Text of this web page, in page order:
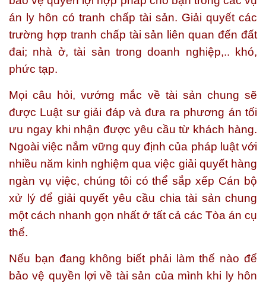
án ly hôn có tranh chấp tài sản. Giải quyết các
trường hợp tranh chấp tài sản liên quan đến đất
đai; nhà ở, tài sản trong doanh nghiệp,.. khó,
phức tạp.
Mọi câu hỏi, vướng mắc về tài sản chung sẽ
được Luật sư giải đáp và đưa ra phương án tối
ưu ngay khi nhận được yêu cầu từ khách hàng.
Ngoài việc nắm vững quy định của pháp luật với
nhiều năm kinh nghiệm qua việc giải quyết hàng
ngàn vụ việc, chúng tôi có thể sắp xếp Cán bộ
xử lý để giải quyết yêu cầu chia tài sản chung
một cách nhanh gọn nhất ở tất cả các Tòa án cụ
thể.
Nếu bạn đang không biết phải làm thế nào để
bảo vệ quyền lợi về tài sản của mình khi ly hôn